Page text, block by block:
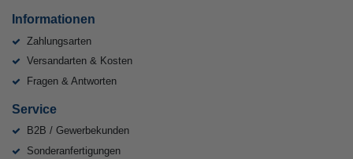
Informationen
Zahlungsarten
Versandarten & Kosten
Fragen & Antworten
Service
B2B / Gewerbekunden
Sonderanfertigungen